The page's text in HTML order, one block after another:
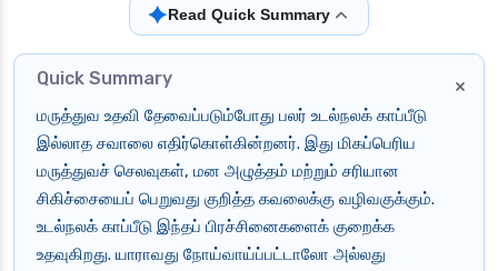
✦Read Quick Summary
×
Quick Summary
மருத்துவ உதவி தேவைப்படும்போது பலர் உடல்நலக் காப்பீடு
இல்லாத சவாலை எதிர்கொள்கின்றனர். இது மிகப்பெரிய
மருத்துவச் செலவுகள், மன அழுத்தம் மற்றும் சரியான
சிகிச்சையைப் பெறுவது குறித்த கவலைக்கு வழிவகுக்கும்.
உடல்நலக் காப்பீடு இந்தப் பிரச்சினைகளைக் குறைக்க
உதவுகிறது. யாராவது நோய்வாய்ப்பட்டாலோ அல்லது